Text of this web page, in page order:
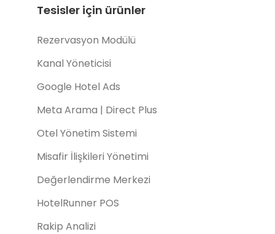
Tesisler için ürünler
Rezervasyon Modülü
Kanal Yöneticisi
Google Hotel Ads
Meta Arama | Direct Plus
Otel Yönetim Sistemi
Misafir İlişkileri Yönetimi
Değerlendirme Merkezi
HotelRunner POS
Rakip Analizi